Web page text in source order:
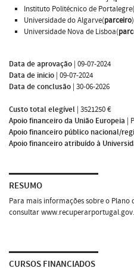
Instituto Politécnico de Portalegre(
Universidade do Algarve(parceiro)
Universidade Nova de Lisboa(
Data de aprovação | 09-07-2024
Data de inicio | 09-07-2024
Data de conclusão | 30-06-2026
Custo total elegível | 3521250 €
Apoio financeiro da União Europeia |
Apoio financeiro público nacional/
Apoio financeiro atribuído à
RESUMO
Para mais informações sobre o Plano
consultar
CURSOS FINANCIADOS